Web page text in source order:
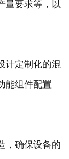
量要求等，以
计定制化的混
能组件配置
，确保设备的